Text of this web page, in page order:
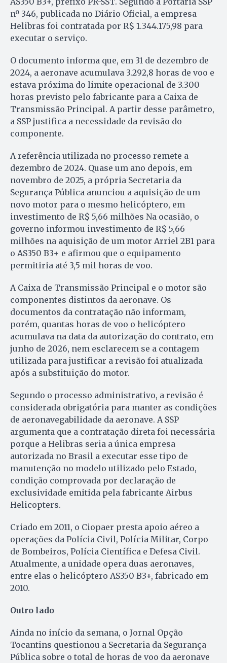
nº 346, publicada no Diário Oficial, a empresa
Helibras foi contratada por R$ 1.344.175,98 para
executar o serviço.
O documento informa que, em 31 de dezembro de
2024, a aeronave acumulava 3.292,8 horas de voo e
estava próxima do limite operacional de 3.300
horas previsto pelo fabricante para a Caixa de
Transmissão Principal. A partir desse parâmetro,
a SSP justifica a necessidade da revisão do
componente.
A referência utilizada no processo remete a
dezembro de 2024. Quase um ano depois, em
novembro de 2025, a própria Secretaria da
Segurança Pública anunciou a aquisição de um
novo motor para o mesmo helicóptero, em
investimento de R$ 5,66 milhões Na ocasião, o
governo informou investimento de R$ 5,66
milhões na aquisição de um motor Arriel 2B1 para
o AS350 B3+ e afirmou que o equipamento
permitiria até 3,5 mil horas de voo.
A Caixa de Transmissão Principal e o motor são
componentes distintos da aeronave. Os
documentos da contratação não informam,
porém, quantas horas de voo o helicóptero
acumulava na data da autorização do contrato, em
junho de 2026, nem esclarecem se a contagem
utilizada para justificar a revisão foi atualizada
após a substituição do motor.
Segundo o processo administrativo, a revisão é
considerada obrigatória para manter as condições
de aeronavegabilidade da aeronave. A SSP
argumenta que a contratação direta foi necessária
porque a Helibras seria a única empresa
autorizada no Brasil a executar esse tipo de
manutenção no modelo utilizado pelo Estado,
condição comprovada por declaração de
exclusividade emitida pela fabricante Airbus
Helicopters.
Criado em 2011, o Ciopaer presta apoio aéreo a
operações da Polícia Civil, Polícia Militar, Corpo
de Bombeiros, Polícia Científica e Defesa Civil.
Atualmente, a unidade opera duas aeronaves,
entre elas o helicóptero AS350 B3+, fabricado em
2010.
Outro lado
Ainda no início da semana, o Jornal Opção
Tocantins questionou a Secretaria da Segurança
Pública sobre o total de horas de voo da aeronave